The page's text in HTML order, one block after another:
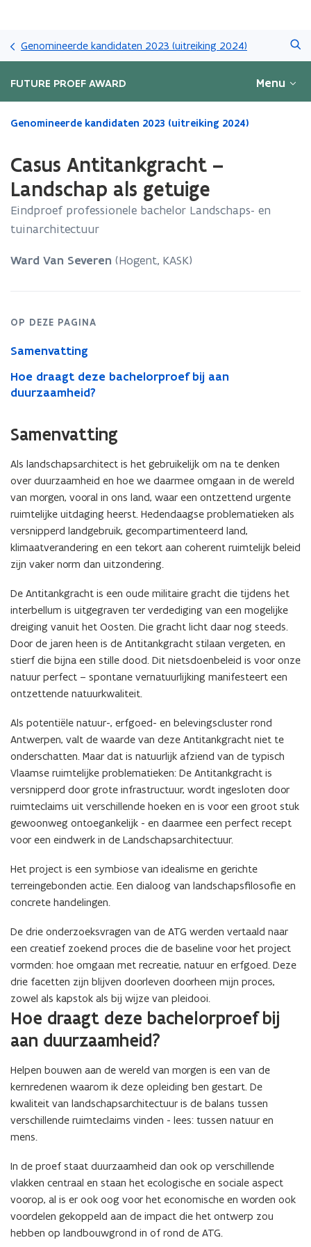
en
naar
gaan
Genomineerde kandidaten 2023 (uitreiking 2024)
FUTURE PROEF AWARD Menu
Gedaan
bevindt
zich
op:
Casus
Landschap
Genomineerde kandidaten 2023 (uitreiking 2024)
Casus Antitankgracht –
Landschap als getuige
Eindproef professionele bachelor Landschaps- en
tuinarchitectuur
Ward Van Severen (Hogent, KASK)
OP DEZE PAGINA
Samenvatting
Hoe draagt deze bachelorproef bij aan
duurzaamheid?
Samenvatting
Als landschapsarchitect is het gebruikelijk om na te denken
over duurzaamheid en hoe we daarmee omgaan in de wereld
van morgen, vooral in ons land, waar een ontzettend urgente
ruimtelijke uitdaging heerst. Hedendaagse problematieken als
versnipperd landgebruik, gecompartimenteerd land,
klimaatverandering en een tekort aan coherent ruimtelijk beleid
zijn vaker norm dan uitzondering.
De Antitankgracht is een oude militaire gracht die tijdens het
interbellum is uitgegraven ter verdediging van een mogelijke
dreiging vanuit het Oosten. Die gracht licht daar nog steeds.
Door de jaren heen is de Antitankgracht stilaan vergeten, en
stierf die bijna een stille dood. Dit nietsdoenbeleid is voor onze
natuur perfect – spontane vernatuurlijking manifesteert een
ontzettende natuurkwaliteit.
Als potentiële natuur-, erfgoed- en belevingscluster rond
Antwerpen, valt de waarde van deze Antitankgracht niet te
onderschatten. Maar dat is natuurlijk afziend van de typisch
Vlaamse ruimtelijke problematieken: De Antitankgracht is
versnipperd door grote infrastructuur, wordt ingesloten door
ruimteclaims uit verschillende hoeken en is voor een groot stuk
gewoonweg ontoegankelijk - en daarmee een perfect recept
voor een eindwerk in de Landschapsarchitectuur.
Het project is een symbiose van idealisme en gerichte
terreingebonden actie. Een dialoog van landschapsfilosofie en
concrete handelingen.
De drie onderzoeksvragen van de ATG werden vertaald naar
een creatief zoekend proces die de baseline voor het project
vormden: hoe omgaan met recreatie, natuur en erfgoed. Deze
drie facetten zijn blijven doorleven doorheen mijn proces,
zowel als kapstok als bij wijze van pleidooi.
Hoe draagt deze bachelorproef bij
aan duurzaamheid?
Helpen bouwen aan de wereld van morgen is een van de
kernredenen waarom ik deze opleiding ben gestart. De
kwaliteit van landschapsarchitectuur is de balans tussen
verschillende ruimteclaims vinden - lees: tussen natuur en
mens.
In de proef staat duurzaamheid dan ook op verschillende
vlakken centraal en staan het ecologische en sociale aspect
voorop, al is er ook oog voor het economische en worden ook
voordelen gekoppeld aan de impact die het ontwerp zou
hebben op landbouwgrond in of rond de ATG.